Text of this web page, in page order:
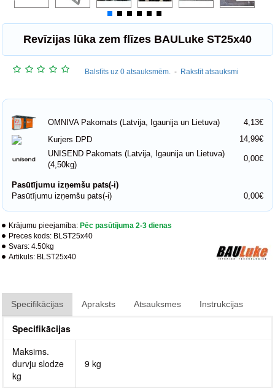
Revīzijas lūka zem flīzes BAULuke ST25x40
Krājumu pieejamība: Pēc pasūtījuma 2-3 dienas
Preces kods: BLST25x40
Svars: 4.50kg
Artikuls: BLST25x40
Balstīts uz 0 atsauksmēm. - Rakstīt atsauksmi
OMNIVA Pakomats (Latvija, Igaunija un Lietuva)
4,13€
Kurjers DPD
14,99€
UNISEND Pakomats (Latvija, Igaunija un Lietuva)
(4,50kg)
0,00€
Pasūtījumu izņemšu pats(-i)
Pasūtījumu izņemšu pats(-i)
0,00€
Specifikācijas Apraksts Atsauksmes Instrukcijas
Specifikācijas
Maksims.
durvju slodze
kg
9 kg